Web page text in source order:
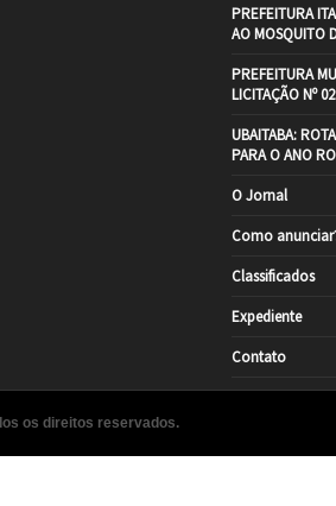
PREFEITURA
AO MOSQUITO
PREFEITURA
LICITAÇÃO Nº
UBAITABA:
PARA O ANO
O Jornal
Como
Classificados
Expediente
Contato
os direitos reservados.